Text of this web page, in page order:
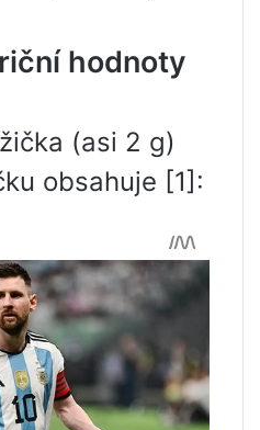
hodnoty
(asi 2 g)
obsahuje [1]: